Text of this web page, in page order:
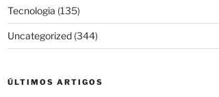
Tecnologia (135)
Uncategorized(344)
ÚLTIMOS ARTIGOS